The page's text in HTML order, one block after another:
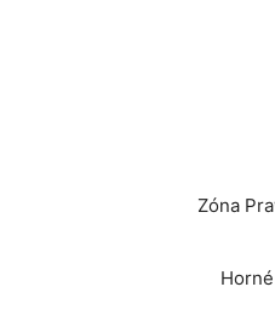
Zóna